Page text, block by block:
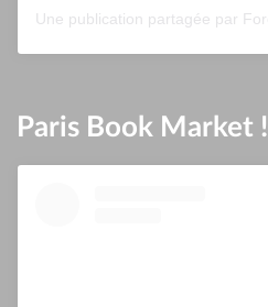
Paris Book Market !